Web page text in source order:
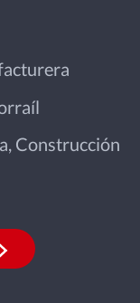
Construcción